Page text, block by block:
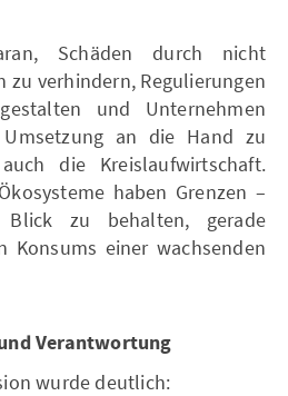
Schäden durch nicht
zu verhindern, Regulierungen
und Unternehmen
an die Hand zu
die Kreislaufwirtschaft.
haben Grenzen –
zu behalten, gerade
Konsums einer wachsenden
Verantwortung
wurde deutlich: